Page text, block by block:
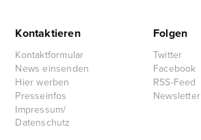
Kontaktieren
Kontaktformular
News einsenden
Hier werben
Presseinfos
Impressum/
Datenschutz
Folgen
Twitter
Facebook
RSS-Feed
Newsletter